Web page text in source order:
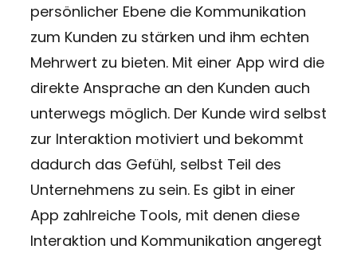
persönlicher Ebene die Kommunikation
zum Kunden zu stärken und ihm echten
Mehrwert zu bieten. Mit einer App wird die
direkte Ansprache an den Kunden auch
unterwegs möglich. Der Kunde wird selbst
zur Interaktion motiviert und bekommt
dadurch das Gefühl, selbst Teil des
Unternehmens zu sein. Es gibt in einer
App zahlreiche Tools, mit denen diese
Interaktion und Kommunikation angeregt